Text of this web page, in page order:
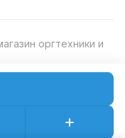
оргтехники и